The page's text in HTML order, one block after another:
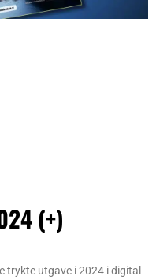
(+)
trykte utgave i 2024 i digital